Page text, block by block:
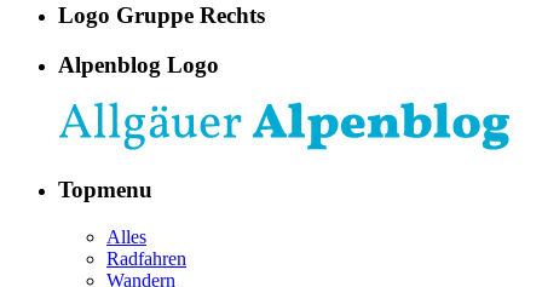
Logo Gruppe Rechts
Alpenblog Logo
Topmenu
Alles
Radfahren
Wandern